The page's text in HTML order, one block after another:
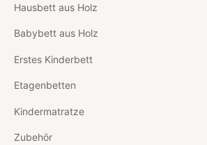
Hausbett aus Holz
Babybett aus Holz
Erstes Kinderbett
Etagenbetten
Kindermatratze
Zubehör